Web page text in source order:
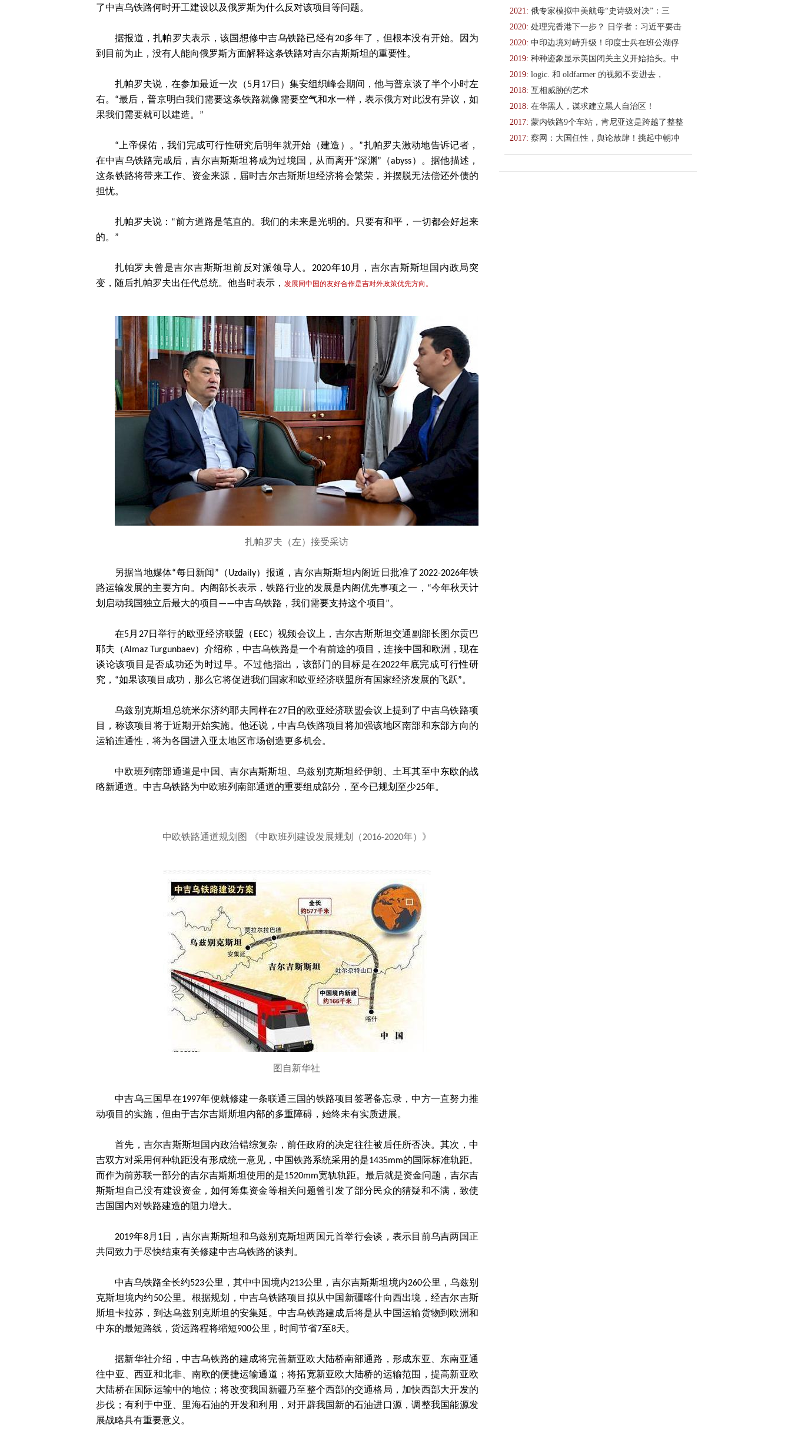
了中吉乌铁路何时开工建设以及俄罗斯为什么反对该项目等问题。
据报道，扎帕罗夫表示，该国想修中吉乌铁路已经有20多年了，但根本没有开始。因为
到目前为止，没有人能向俄罗斯方面解释这条铁路对吉尔吉斯斯坦的重要性。
扎帕罗夫说，在参加最近一次（5月17日）集安组织峰会期间，他与普京谈了半个小时左
右。“最后，普京明白我们需要这条铁路就像需要空气和水一样，表示俄方对此没有异议，如
果我们需要就可以建造。”
“上帝保佑，我们完成可行性研究后明年就开始（建造）。”扎帕罗夫激动地告诉记者，
在中吉乌铁路完成后，吉尔吉斯斯坦将成为过境国，从而离开“深渊”（abyss）。据他描述，
这条铁路将带来工作、资金来源，届时吉尔吉斯斯坦经济将会繁荣，并摆脱无法偿还外债的
担忧。
扎帕罗夫说：“前方道路是笔直的。我们的未来是光明的。只要有和平，一切都会好起来
的。”
扎帕罗夫曾是吉尔吉斯斯坦前反对派领导人。2020年10月，吉尔吉斯斯坦国内政局突
变，随后扎帕罗夫出任代总统。他当时表示， 发展同中国的友好合作是吉对外政策优先方向。
扎帕罗夫（左）接受采访
另据当地媒体“每日新闻”（Uzdaily）报道，吉尔吉斯斯坦内阁近日批准了2022-2026年铁
路运输发展的主要方向。内阁部长表示，铁路行业的发展是内阁优先事项之一，“今年秋天计
划启动我国独立后最大的项目——中吉乌铁路，我们需要支持这个项目”。
在5月27日举行的欧亚经济联盟（EEC）视频会议上，吉尔吉斯斯坦交通副部长图尔贡巴
耶夫（Almaz Turgunbaev）介绍称，中吉乌铁路是一个有前途的项目，连接中国和欧洲，现在
谈论该项目是否成功还为时过早。不过他指出，该部门的目标是在2022年底完成可行性研
究，“如果该项目成功，那么它将促进我们国家和欧亚经济联盟所有国家经济发展的飞跃”。
乌兹别克斯坦总统米尔济约耶夫同样在27日的欧亚经济联盟会议上提到了中吉乌铁路项
目，称该项目将于近期开始实施。他还说，中吉乌铁路项目将加强该地区南部和东部方向的
运输连通性，将为各国进入亚太地区市场创造更多机会。
中欧班列南部通道是中国、吉尔吉斯斯坦、乌兹别克斯坦经伊朗、土耳其至中东欧的战
略新通道。中吉乌铁路为中欧班列南部通道的重要组成部分，至今已规划至少25年。
中欧铁路通道规划图 《中欧班列建设发展规划（2016-2020年）》
图自新华社
中吉乌三国早在1997年便就修建一条联通三国的铁路项目签署备忘录，中方一直努力推
动项目的实施，但由于吉尔吉斯斯坦内部的多重障碍，始终未有实质进展。
首先，吉尔吉斯斯坦国内政治错综复杂，前任政府的决定往往被后任所否决。其次，中
吉双方对采用何种轨距没有形成统一意见，中国铁路系统采用的是1435mm的国际标准轨距。
而作为前苏联一部分的吉尔吉斯斯坦使用的是1520mm宽轨轨距。最后就是资金问题，吉尔吉
斯斯坦自己没有建设资金，如何筹集资金等相关问题曾引发了部分民众的猜疑和不满，致使
吉国国内对铁路建造的阻力增大。
2019年8月1日，吉尔吉斯斯坦和乌兹别克斯坦两国元首举行会谈，表示目前乌吉两国正
共同致力于尽快结束有关修建中吉乌铁路的谈判。
中吉乌铁路全长约523公里，其中中国境内213公里，吉尔吉斯斯坦境内260公里，乌兹别
克斯坦境内约50公里。根据规划，中吉乌铁路项目拟从中国新疆喀什向西出境，经吉尔吉斯
斯坦卡拉苏，到达乌兹别克斯坦的安集延。中吉乌铁路建成后将是从中国运输货物到欧洲和
中东的最短路线，货运路程将缩短900公里，时间节省7至8天。
据新华社介绍，中吉乌铁路的建成将完善新亚欧大陆桥南部通路，形成东亚、东南亚通
往中亚、西亚和北非、南欧的便捷运输通道；将拓宽新亚欧大陆桥的运输范围，提高新亚欧
大陆桥在国际运输中的地位；将改变我国新疆乃至整个西部的交通格局，加快西部大开发的
步伐；有利于中亚、里海石油的开发和利用，对开辟我国新的石油进口源，调整我国能源发
展战略具有重要意义。
2021: 俄专家模拟中美航母“史诗级对决”：三
2020: 处理完香港下一步？ 日学者：习近平要击
2020: 中印边境对峙升级！印度士兵在班公湖俘
2019: 种种迹象显示美国闭关主义开始抬头。中
2019: logic. 和 oldfarmer 的视频不要进去，
2018: 互相威胁的艺术
2018: 在华黑人，谋求建立黑人自治区！
2017: 蒙内铁路9个车站，肯尼亚这是跨越了整整
2017: 察网：大国任性，舆论放肆！挑起中朝冲